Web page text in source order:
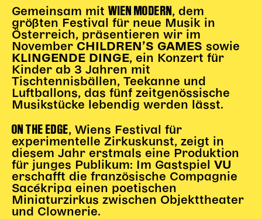
Kinder-Redaktion
Junge Kunst
Next Generation
Angewandte + DSCHUNGEL WIEN
MAGMA 25/26
Dramaturgie + Stadt
PÄDAGOGIK
Kunst + Wissen
Rund um den Vorstellungsbesuch
Begleitmaterial
Gemeinsam mit WIEN MODERN, dem
größten Festival für neue Musik in
Österreich, präsentieren wir im
November CHILDREN’S GAMES sowie
KLINGENDE DINGE, ein Konzert für
Kinder ab 3 Jahren mit
Tischtennisbällen, Teekanne und
Luftballons, das fünf zeitgenössische
Musikstücke lebendig werden lässt.
ON THE EDGE, Wiens Festival für
experimentelle Zirkuskunst, zeigt in
diesem Jahr erstmals eine Produktion
für junges Publikum: Im Gastspiel
VU
erschafft die französische Compagnie
Sacékripa einen poetischen
Miniaturzirkus zwischen Objekttheater
und Clownerie.